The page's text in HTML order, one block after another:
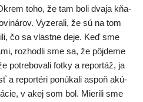
toho, že tam boli dva­ja kňa­
Vyzerali, že sú na tom
čo sa vlast­ne deje. Keď sme
roz­hod­li sme sa, že pôj­de­me
potre­bo­va­li fot­ky a repor­táž, ja
a repor­té­ri ponú­ka­li aspoň akú-
v akej som bol. Mierili sme